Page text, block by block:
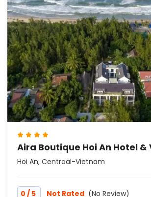
Aira Boutique Hoi An Hotel &
Hoi An, Centraal-Vietnam
0 / 5 Not Rated (No Review)